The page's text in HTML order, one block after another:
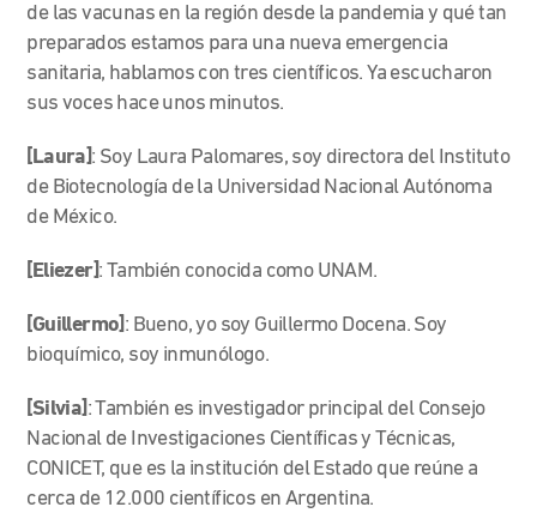
de las vacunas en la región desde la pandemia y qué tan
preparados estamos para una nueva emergencia
sanitaria, hablamos con tres científicos. Ya escucharon
sus voces hace unos minutos.
[Laura]: Soy Laura Palomares, soy directora del Instituto
de Biotecnología de la Universidad Nacional Autónoma
de México.
[Eliezer]: También conocida como UNAM.
[Guillermo] : Bueno, yo soy Guillermo Docena. Soy
bioquímico, soy inmunólogo.
[Silvia] : También es investigador principal del Consejo
Nacional de Investigaciones Científicas y Técnicas,
CONICET, que es la institución del Estado que reúne a
cerca de 12.000 científicos en Argentina.